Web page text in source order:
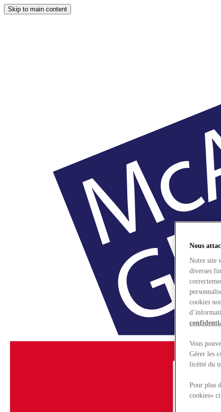
Skip to main content
Nous
Notre site
diverses
cookies
Vous
Gérer les
licéité du
Pour plus
cookies»